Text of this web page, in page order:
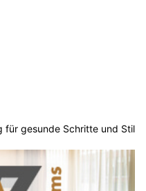
für gesunde Schritte und Stil